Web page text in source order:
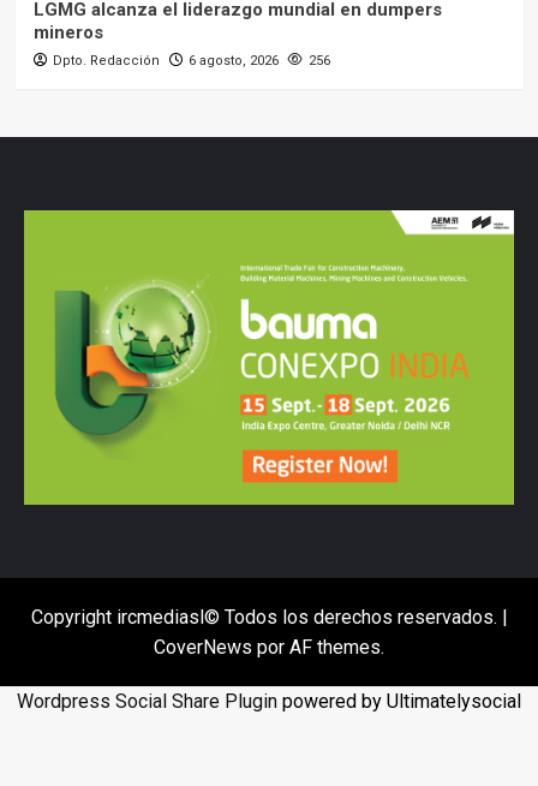
LGMG alcanza el liderazgo mundial en dumpers
mineros
Dpto. Redacción 6 agosto, 2026 256
Copyright ircmediasl© Todos los derechos reservados. |
CoverNews por AF themes.
Wordpress Social Share Plugin powered by Ultimatelysocial